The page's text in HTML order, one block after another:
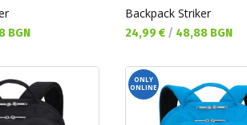
BGN
Backpack Striker
Текуща цена:
24,99 € / 48,88 BGN
ONLY
ONLINE